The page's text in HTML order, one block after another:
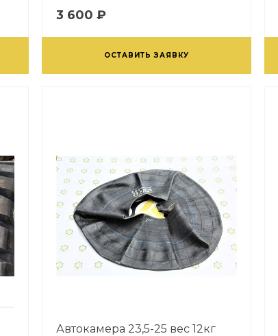
3 600 ₽
ОСТАВИТЬ ЗАЯВКУ
Автокамера 23,5-25 вес 12кг